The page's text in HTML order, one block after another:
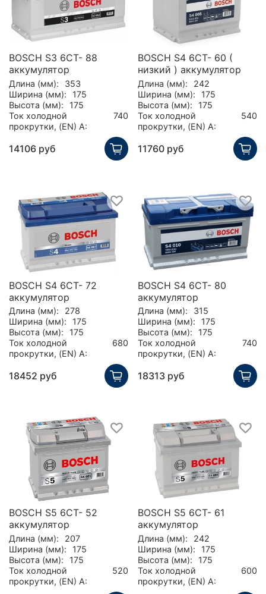
BOSCH S3 6CT- 88
аккумулятор
Длина (мм):
353
Ширина (мм):
175
Высота (мм):
175
Ток холодной
прокрутки, (EN) А:
740
14106 руб
BOSCH S4 6CT- 60 (
низкий ) аккумулятор
Длина (мм):
242
Ширина (мм):
175
Высота (мм):
175
Ток холодной
прокрутки, (EN) А:
540
11760 руб
BOSCH S4 6CT- 72
аккумулятор
Длина (мм):
278
Ширина (мм):
175
Высота (мм):
175
Ток холодной
прокрутки, (EN) А:
680
18452 руб
BOSCH S4 6CT- 80
аккумулятор
Длина (мм):
315
Ширина (мм):
175
Высота (мм):
175
Ток холодной
прокрутки, (EN) А:
740
18313 руб
BOSCH S5 6CT- 52
аккумулятор
Длина (мм):
207
Ширина (мм):
175
Высота (мм):
175
Ток холодной
прокрутки, (EN) А:
520
BOSCH S5 6CT- 61
аккумулятор
Длина (мм):
242
Ширина (мм):
175
Высота (мм):
175
Ток холодной
прокрутки, (EN) А:
600